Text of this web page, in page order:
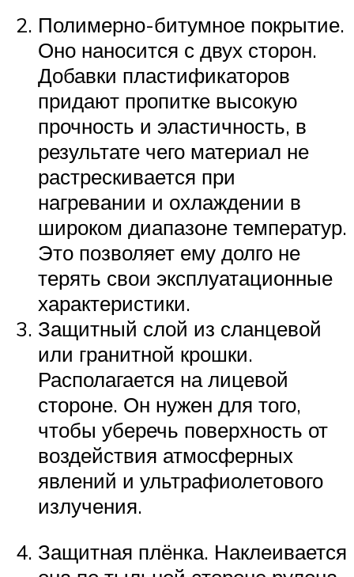
Полимерно-битумное покрытие.
Оно наносится с двух сторон.
Добавки пластификаторов
придают пропитке высокую
прочность и эластичность, в
результате чего материал не
растрескивается при
нагревании и охлаждении в
широком диапазоне температур.
Это позволяет ему долго не
терять свои эксплуатационные
характеристики.
Защитный слой из сланцевой
или гранитной крошки.
Располагается на лицевой
стороне. Он нужен для того,
чтобы уберечь поверхность от
воздействия атмосферных
явлений и ультрафиолетового
излучения.
Защитная плёнка. Наклеивается